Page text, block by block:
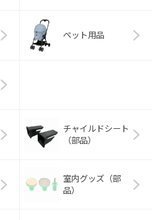
ペット用品
チャイルドシート
（部品）
室内グッズ（部
品）